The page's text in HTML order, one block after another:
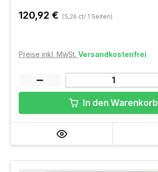
120,92 € (5,26 ct/ 1 Seiten)
Preise inkl. MwSt. Versandkostenfrei
In den Warenkorb